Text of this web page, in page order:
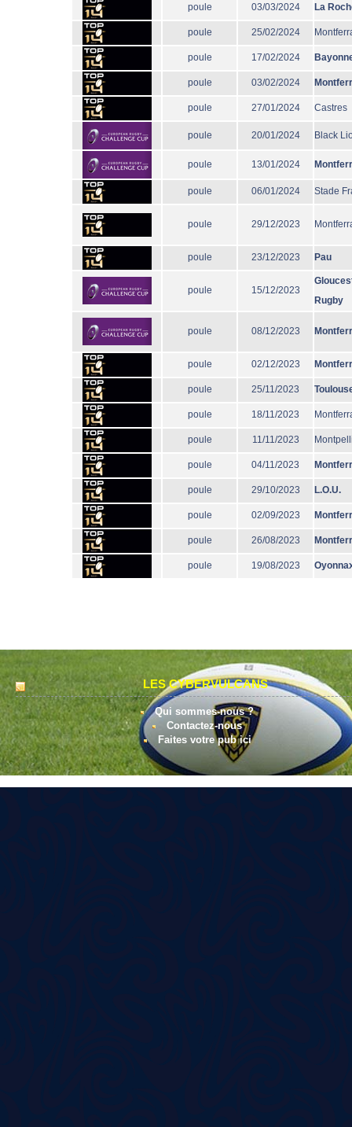
poule 03/03/2024 La
poule 25/02/2024
poule 17/02/2024
poule 03/02/2024
poule 27/01/2024 Castres
poule 20/01/2024 Black
poule 13/01/2024
poule 06/01/2024 Stade
poule 29/12/2023
poule 23/12/2023 Pau
poule 15/12/2023
Rugby
poule 08/12/2023
poule 02/12/2023
poule 25/11/2023
poule 18/11/2023
poule 11/11/2023
poule 04/11/2023
poule 29/10/2023 L.O.U.
poule 02/09/2023
poule 26/08/2023
poule 19/08/2023
LES CYBERVULCANS
Qui sommes-nous ?
Contactez-nous
Faites votre pub ici